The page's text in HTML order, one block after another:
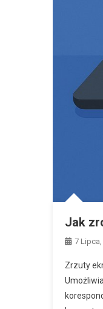
Jak
7
Zrzuty